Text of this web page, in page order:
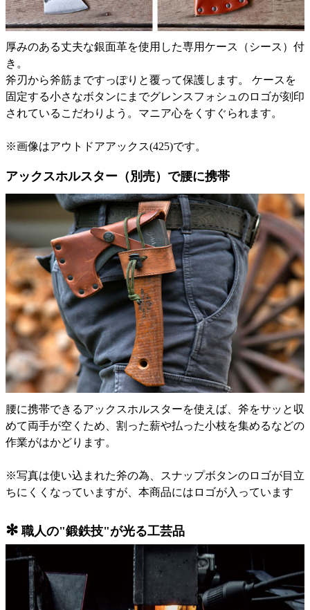
厚みのある丈夫な銀面革を使用した専用ケース（シース）付
き。
斧刃から斧筋まですっぽりと覆って保護します。 ケースを
固定する小さなボタンにまでグレンスフォシュのロゴが刻印
されているこだわりよう。マニア心をくすぐられます。
※画像はアウトドアアックス(425)です。
アックスホルスター（別売）で腰に携帯
腰に携帯できるアックスホルスターを使えば、斧をサッと収
めて両手が空くため、割った薪や払った小枝を集めるなどの
作業がはかどります。
※写真は使い込まれた斧の為、スナップボタンのロゴが目立
ちにくくなっていますが、本商品にはロゴが入っています
✻ 職人の"鍛鉄技"が光る工芸品